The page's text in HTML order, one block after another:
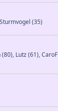
Sturmvogel (35)
(80), Lutz(61),CaroF